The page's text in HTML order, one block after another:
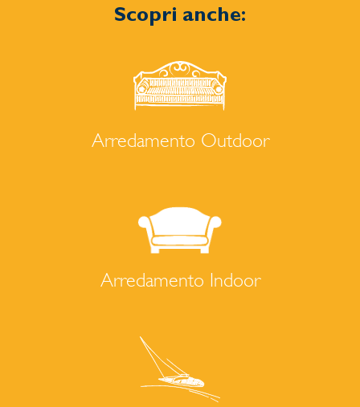
Scopri anche:
Arredamento Outdoor
Arredamento Indoor